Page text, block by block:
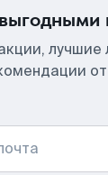
лучшие